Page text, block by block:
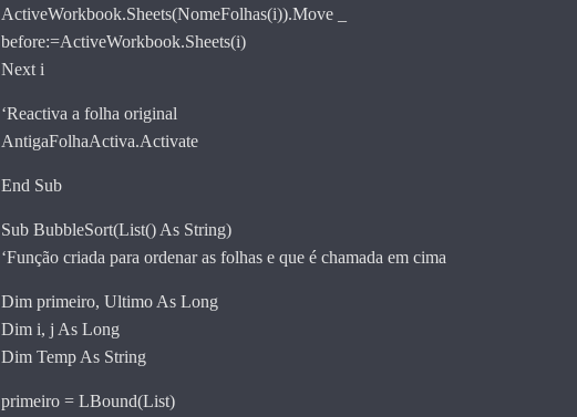
ActiveWorkbook.Sheets(NomeFolhas(i)).Move _
before:=ActiveWorkbook.Sheets(i)
Next i
‘Reactiva a folha original
AntigaFolhaActiva.Activate
End Sub
Sub BubbleSort(List() As String)
‘Função criada para ordenar as folhas e que é chamada em cima
Dim primeiro, Ultimo As Long
Dim i, j As Long
Dim Temp As String
primeiro = LBound(List)